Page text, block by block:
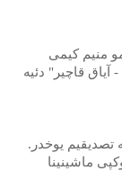
منیم کیمی
آیاق قاچیر" دئیه
تصدیقیم یوخدر.
ماشینینا